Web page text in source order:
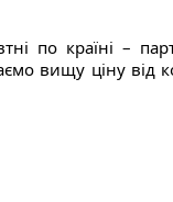
по країні –
вищу ціну від